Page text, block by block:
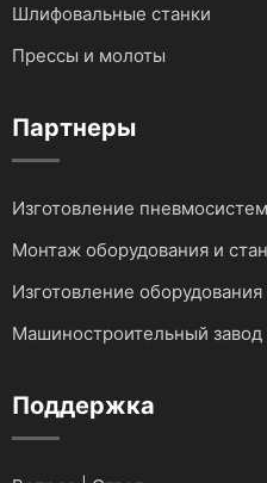
Шлифовальные станки
Прессы и молоты
Партнеры
Изготовление пневмосистем
Монтаж оборудования и
Изготовление оборудования
Машиностроительный завод
Поддержка